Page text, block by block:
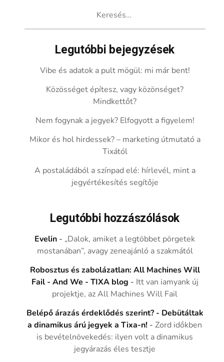
Legutóbbi bejegyzések
Vibe és adatok a pult mögül: mi már bent!
Közösséget építesz, vagy közönséget?
Mindkettőt?
Nem fogynak a jegyek? Elfogyott a figyelem!
Mikor és hol hirdessek? – marketing útmutató a
Tixától
A postaládából a színpad elé: hírlevél, mint a
jegyértékesítés segítője
Legutóbbi hozzászólások
Evelin - „Dalok, amiket a legtöbbet pörgetek
mostanában”, avagy zeneajánló a szakmától
Robosztus és zabolázatlan: All Machines Will
Fail - And We - TIXA blog - Itt van iamyank új
projektje, az All Machines Will Fail
Belépő árazás érdeklődés szerint? - Debütáltak
a dinamikus árú jegyek a Tixa-n! -Zord időkben
is bevételnövekedés: ilyen volt a dinamikus
jegyárazás éles tesztje